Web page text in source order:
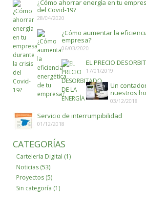
¿Cómo ahorrar energía en tu
del Covid-19?
28/04/2020
¿Cómo aumentar la
empresa?
06/03/2020
EL PRECIO
17/01/2019
Un
nuestros
03/12/2018
Servicio de interrumpibilidad
01/12/2018
CATEGORÍAS
Cartelería Digital (1)
Noticias (53)
Proyectos (5)
Sin categoría (1)